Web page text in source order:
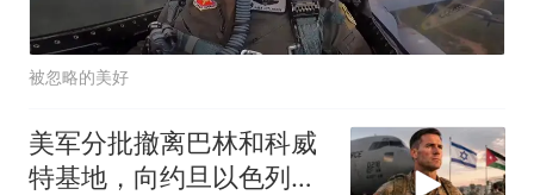
被忽略的美好
美军分批撤离巴林和科威
特基地，向约旦以色列转